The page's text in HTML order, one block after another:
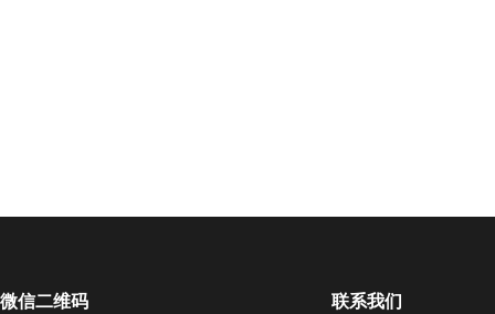
微信二维码 联系我们